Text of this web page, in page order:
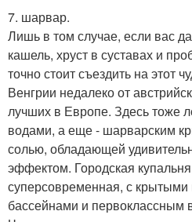
7. шарвар.
Лишь в том случае, если вас
кашель, хруст в суставах и
точно стоит съездить на этот
Венгрии недалеко от
лучших в Европе. Здесь тоже
водами, а еще - шарварским
солью, обладающей
эффектом. Городская
суперсовременная, с
бассейнами и первоклассным